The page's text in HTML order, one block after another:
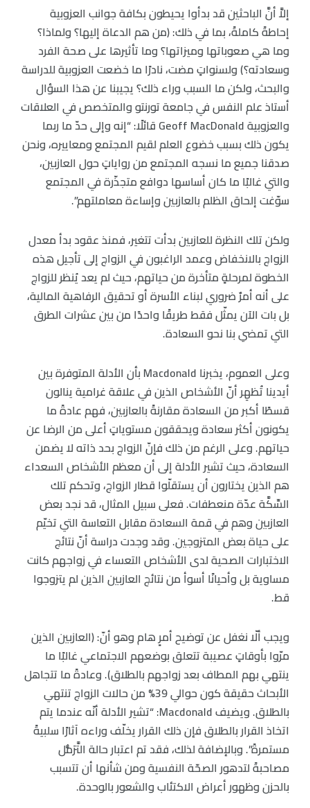
إلاَّ أنَّ الباحثين قد بدأوا يحيطون بكافة جوانب العزوبية
إحاطةً كاملةً، بما في ذلك: (من هم الدعاة إليها؟ ولماذا؟
وما هي صعوباتها وميزاتها؟ وما تأثيرها على صحة الفرد
وسعادته؟) ولسنواتٍ مضت، نادرًا ما خضعت العزوبية للدراسة
والبحث، ولكن ما السبب وراء ذلك؟ يجيبنا عن هذا السؤال
أستاذ علم النفس في جامعة تورنتو والمتخصص في العلاقات
والعزوبية Geoff MacDonald قائلًا: “إنه وإلى حدّ ما ربما
يكون ذلك بسبب خضوع العلم لقيم المجتمع ومعاييره، ونحن
صدقنا جميع ما نسجه المجتمع من رواياتٍ حول العازبين،
والتي غالبًا ما كان أساسها دوافع متجذّرة في المجتمع
سوّغت إلحاق الظلم بالعازبين وإساءة معاملتهم”.
ولكن تلك النظرة للعازبين بدأت تتغير، فمنذ عقود بدأ معدل
الزواج بالانخفاض وعمد الراغبون في الزواج إلى تأجيل هذه
الخطوة لمرحلةٍ متأخرة من حياتهم، حيث لم يعد يُنظر للزواج
على أنه أمرٌ ضروري لبناء الأسرة أو تحقيق الرفاهية المالية،
بل بات الآن يمثّل فقط طريقًا واحدًا من بين عشرات الطرق
التي تمضي بنا نحو السعادة.
وعلى العموم، يخبرنا Macdonald بأن الأدلة المتوفرة بين
أيدينا تُظهِر أنّ الأشخاص الذين في علاقة غرامية ينالون
قسطًا أكبر من السعادة مقارنةً بالعازبين، فهم عادةً ما
يكونون أكثر سعادة ويحققون مستوياتٍ أعلى من الرضا عن
حياتهم. وعلى الرغم من ذلك فإنّ الزواج بحد ذاته لا يضمن
السعادة، حيث تشير الأدلة إلى أن معظم الأشخاص السعداء
هم الذين يختارون أن يستقلّوا قطار الزواج، وتحكم تلك
السِّكَّة عدّة منعطفات. فعلى سبيل المثال، قد نجد بعض
العازبين وهم في قمة السعادة مقابل التعاسة التي تخيّم
على حياة بعض المتزوجين. وقد وجدت دراسة أنّ نتائج
الاختبارات الصحية لدى الأشخاص التعساء في زواجهم كانت
مساوية بل وأحيانًا أسوأ من نتائج العازبين الذين لم يتزوجوا
قط.
ويجب ألّا نغفل عن توضيح أمرٍ هام وهو أنّ: (العازبين الذين
مرّوا بأوقاتٍ عصيبة تتعلق بوضعهم الاجتماعي غالبًا ما
ينتهي بهم المطاف بعد زواجهم بالطلاق). وعادةً ما تتجاهل
الأبحاث حقيقة كون حوالي 39% من حالات الزواج تنتهي
بالطلاق. ويضيف Macdonald: “تشير الأدلة أنّه عندما يتم
اتخاذ القرار بالطلاق فإن ذلك القرار يخلّف وراءه آثارًا سلبيةً
مستمرةً”. وبالإضافة لذلك، فقد تم اعتبار حالة التَّرَمُّل
مصاحبةً لتدهور الصحّة النفسية ومن شأنها أن تتسبب
بالحزن وظهور أعراض الاكتئاب والشعور بالوحدة.